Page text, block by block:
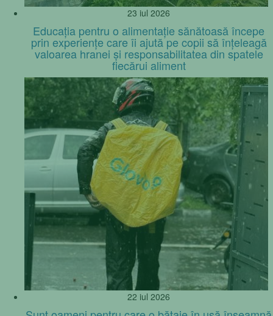
23 iul 2026
Educația pentru o alimentație sănătoasă începe
prin experiențe care îi ajută pe copii să înțeleagă
valoarea hranei și responsabilitatea din spatele
fiecărui aliment
22 iul 2026